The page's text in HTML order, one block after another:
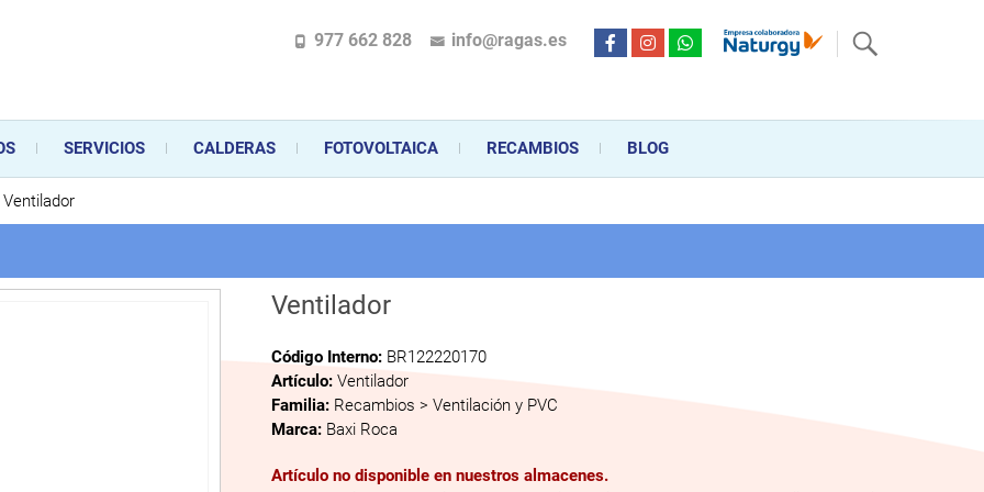
en la instalación, comercialización y mantenimiento de gas y electricidad desde hace más de 20 años . Acompañamos al cliente
aparatos de gas, climatización o electrodomésticos, desde el asesoramiento personalizado en la venta, montaje y reparación, hasta la
977 662 828 info@ragas.es
SERVICIOS CALDERAS FOTOVOLTAICA RECAMBIOS BLOG
Ventilador
Ventilador
Código Interno: BR122220170
Artículo:Ventilador
Familia: Recambios > Ventilación y PVC
Marca: Baxi Roca
Artículo no disponible en nuestros almacenes.